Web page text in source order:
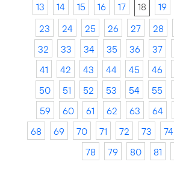
13
14 15 16 17 18 19
23
24 25 26 27 28
32
33 34 35 36 37
41
42 43 44 45 46
50
51 52 53 54 55
59
60 61 62 63 64
68
69 70 71 72 73 74
78
79 80 81